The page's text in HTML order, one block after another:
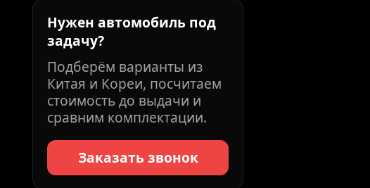
Нужен автомобиль под
задачу?
Подберём варианты из
Китая и Кореи, посчитаем
стоимость до выдачи и
сравним комплектации.
Заказать звонок